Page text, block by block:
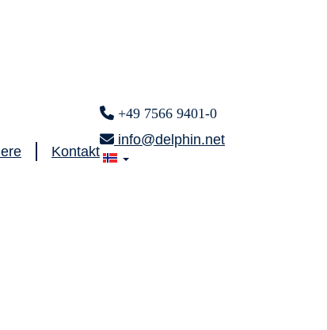
Kontakt
+49 7566 9401-0
info@delphin.net